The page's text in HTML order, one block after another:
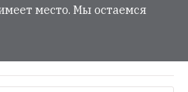
место. Мы остаемся